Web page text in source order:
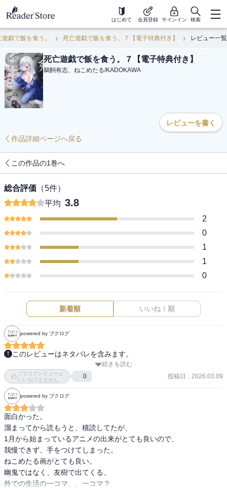
はじめて 会員登録 サインイン 検索
遊戯で飯を食う。 死亡遊戯で飯を食う。７【電子特典付き】 レビュー一覧
死亡遊戯で飯を食う。７【電子特典付き】
鵜飼有志、ねこめたる/KADOKAWA
レビューを書く
作品詳細ページへ戻る
この作品の1巻へ
総合評価 （5件）
平均 3.8
2
0
1
1
0
新着順 いいね！順
powered by ブクログ
このレビューはネタバレを含みます。
【Bookwalker】幻影との戦いを終えたことで超越した感覚を手に入
れた幽鬼の「ゲーム内」での快進撃が続く一方、「ゲームの外」で
はトラブル続きで…という第7巻。死亡遊戯で飯を食うという日常物
語の、さらに「日常回」といった番外編的な今回で、幽鬼が住む町
の様子やアパートの住民たちとのやり取りがあり、いつもの「誰が
どう死ぬのか」というヒリヒリ感は控えめで（シリアスなのは変わ
らないが）エンターテインメントとして楽しく読ませて頂きまし
た。さて、ゲーム内の人間関係がゲーム外にも影響してきそうな引
きに、続きへの期待が大いに高まります。続きを読むのが楽しみで
す。
続きを読む
ブクログレビューは
いいねできません
0 投稿日 : 2026.03.09
powered by ブクログ
面白かった。
溜まってから読もうと、積読してたが、
1月から始まっているアニメの出来がとても良いので、
我慢できず、手をつけてしまった。
ねこめたる画がとても良い。
幽鬼ではなく、友樹で出てくる、
外での生活の一コマ、、一コマ？